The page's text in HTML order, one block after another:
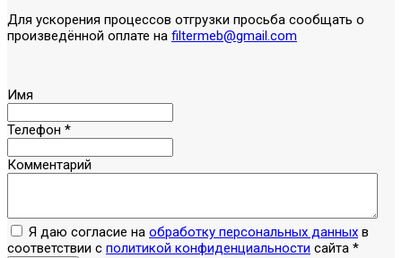
Для ускорения процессов отгрузки просьба сообщать о
произведённой оплате на filtermeb@gmail.com
Имя
Телефон *
Комментарий
Я даю согласие на обработку персональных данных в
соответствии с политикой конфиденциальности сайта *